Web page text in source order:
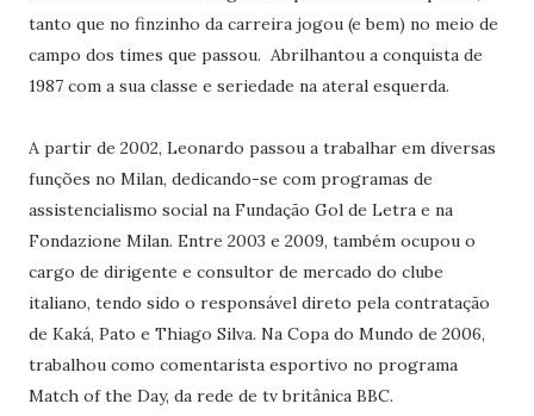
tanto que no finzinho da carreira jogou (e bem) no meio de
campo dos times que passou. Abrilhantou a conquista de
1987 com a sua classe e seriedade na ateral esquerda.
A partir de 2002, Leonardo passou a trabalhar em diversas
funções no Milan, dedicando-se com programas de
assistencialismo social na Fundação Gol de Letra e na
Fondazione Milan. Entre 2003 e 2009, também ocupou o
cargo de dirigente e consultor de mercado do clube
italiano, tendo sido o responsável direto pela contratação
de Kaká, Pato e Thiago Silva. Na Copa do Mundo de 2006,
trabalhou como comentarista esportivo no programa
Match of the Day, da rede de tv britânica BBC.